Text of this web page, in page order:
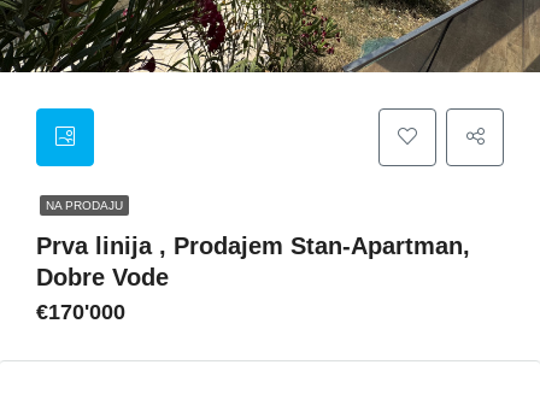
NA PRODAJU
Prva linija , Prodajem Stan-Apartman,
Dobre Vode
€170'000